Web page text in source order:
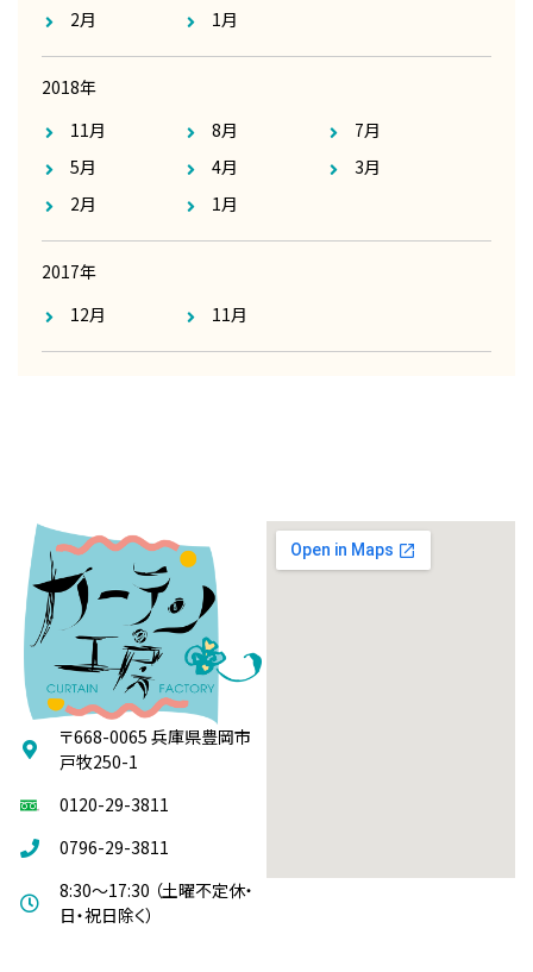
2月
1月
2018年
11月
8月
7月
5月
4月
3月
2月
1月
2017年
12月
11月
〒668-0065 兵庫県豊岡市
戸牧250-1
0120-29-3811
0796-29-3811
8:30～17:30 （土曜不定休・
日・祝日除く）